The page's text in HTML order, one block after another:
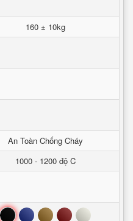
160 ± 10kg
An Toàn Chống Cháy
1000 - 1200 độ C
Đen Xanh Nâu Đỏ Trắng